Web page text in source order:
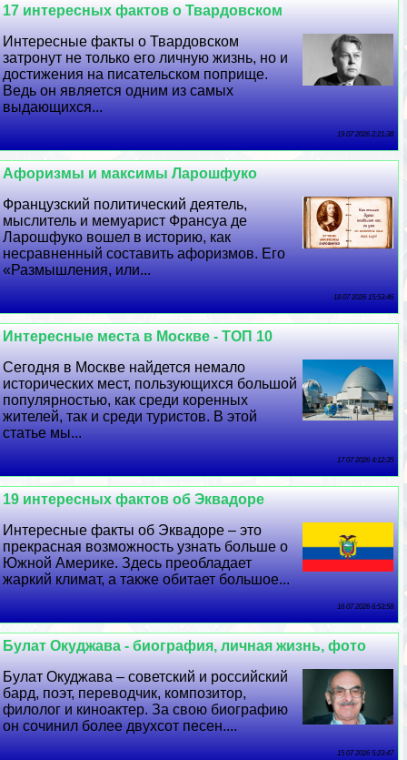
17 интересных фактов о Твардовском
Интересные факты о Твардовском
затронут не только его личную жизнь, но и
достижения на писательском поприще.
Ведь он является одним из самых
выдающихся...
19 07 2026 2:21:38
Афоризмы и максимы Ларошфуко
Французский политический деятель,
мыслитель и мемуарист Франсуа де
Ларошфуко вошел в историю, как
несравненный составить афоризмов. Его
«Размышления, или...
18 07 2026 15:53:46
Интересные места в Москве - ТОП 10
Сегодня в Москве найдется немало
исторических мест, пользующихся большой
популярностью, как среди коренных
жителей, так и среди туристов. В этой
статье мы...
17 07 2026 4:12:35
19 интересных фактов об Эквадоре
Интересные факты об Эквадоре – это
прекрасная возможность узнать больше о
Южной Америке. Здесь преобладает
жаркий климат, а также обитает большое...
16 07 2026 6:53:58
Булат Окуджава - биография, личная жизнь, фото
Булат Окуджава – советский и российский
бард, поэт, переводчик, композитор,
филолог и киноактер. За свою биографию
он сочинил более двухсот песен....
15 07 2026 5:23:47